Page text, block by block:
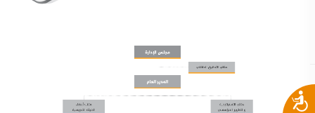
إمكانية
الوصول